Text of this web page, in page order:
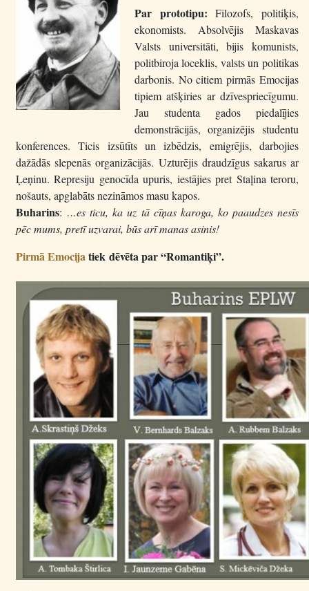
Par prototipu: Filozofs, politiķis,
ekonomists. Absolvējis Maskavas
Valsts universitāti, bijis komunists,
politbiroja loceklis, valsts un politikas
darbonis. No citiem pirmās Emocijas
tipiem atšķiries ar dzīvespriecīgumu.
Jau studenta gados piedalījies
demonstrācijās, organizējis studentu
konferences. Ticis izsūtīts un izbēdzis, emigrējis, darbojies
dažādās slepenās organizācijās. Uzturējis draudzīgus sakarus ar
Ļeņinu. Represiju genocīda upuris, iestājies pret Staļina teroru,
nošauts, apglabāts nezināmos masu kapos.
Buharins: …es ticu, ka uz tā cīņas karoga, ko paaudzes nesīs
pēc mums, pretī uzvarai, būs arī manas asinis!
Pirmā Emocijatiek dēvēta par “Romantiķi”.